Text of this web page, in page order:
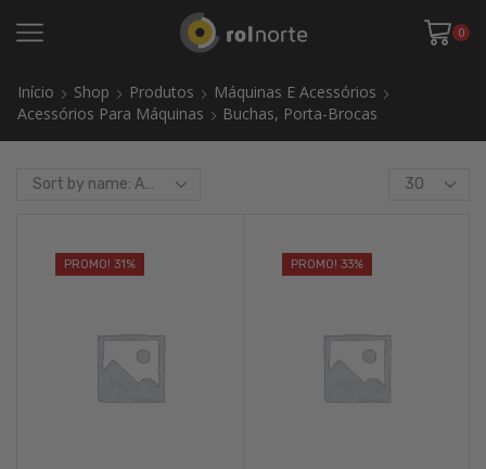
0
Início Shop Produtos
Máquinas E Acessórios
Acessórios Para Máquinas
Buchas, Porta-Brocas
Products
PROMO! 31% PROMO! 33%